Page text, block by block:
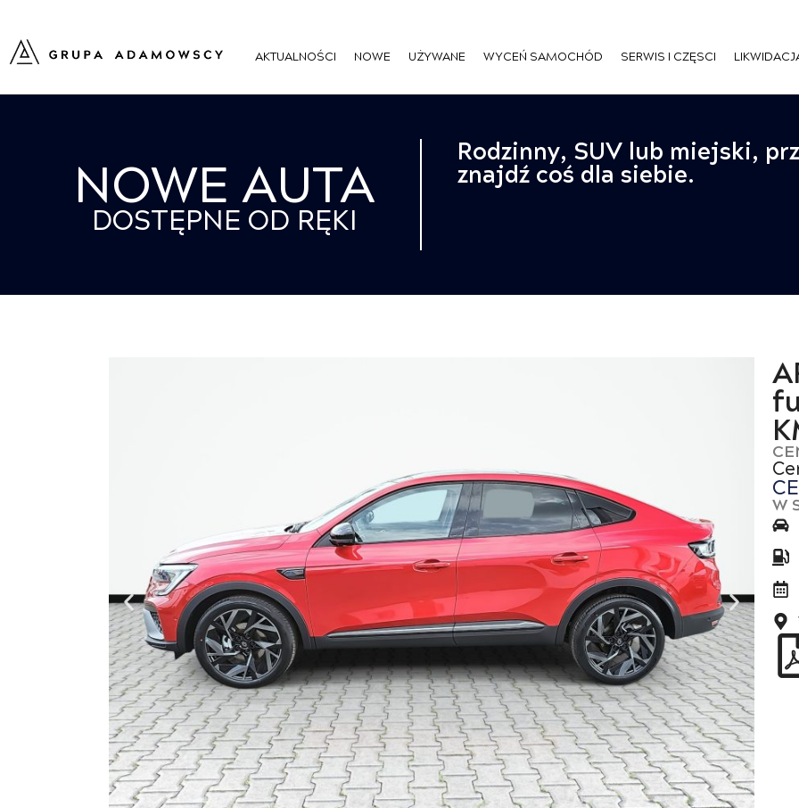
AKTUALNOŚCI NOWE UŻYWANE WYCEŃ SAMOCHÓD SERWIS I CZĘSCI
NOWE AUTA
DOSTĘPNE OD RĘKI
Rodzinny, SUV lub miejski,
znajdź coś dla siebie.
W